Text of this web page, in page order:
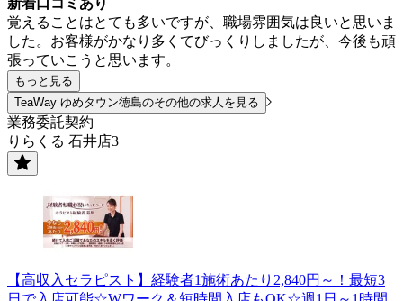
覚えることはとても多いですが、職場雰囲気は良いと思いま
した。お客様がかなり多くてびっくりしましたが、今後も頑
張っていこうと思います。
もっと見る
TeaWay ゆめタウン徳島のその他の求人を見る
業務委託契約
りらくる 石井店3
【高収入セラピスト】経験者1施術あたり2,840円～！最短3